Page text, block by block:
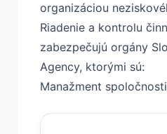
organizáciou
Riadenie a kontrolu
zabezpečujú orgány
Agency, ktorými sú:
Manažment spoločnosti